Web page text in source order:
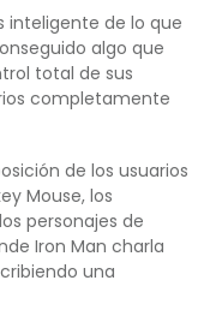
inteligente de lo que
algo que
total de sus
completamente
de los usuarios
Mouse, los
personajes de
Iron Man charla
una